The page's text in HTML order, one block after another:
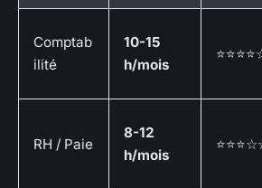
Comptab
ilité
10-15
h/mois
RH / Paie
8-12
h/mois